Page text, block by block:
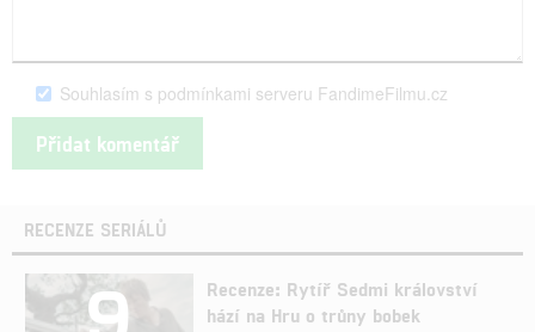
Souhlasím s podmínkami serveru FandimeFilmu.cz
RECENZE SERIÁLŮ
Recenze: Rytíř Sedmi království
hází na Hru o trůny bobek